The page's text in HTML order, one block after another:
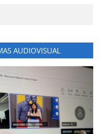
AUDIOVISUAL